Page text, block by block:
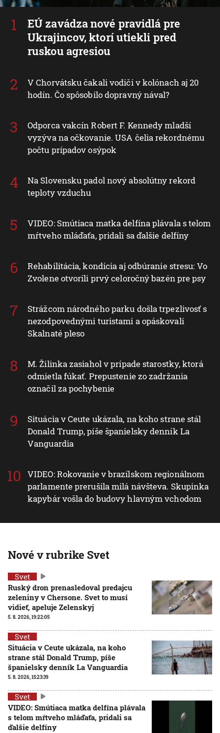
EÚ zavádza nové pravidlá pre
Ukrajincov, ktorí utiekli pred
ruskou agresiou
V Chorvátsku čakali vodiči v kolónach aj 20
hodín. Čo spôsobilo dopravný nával?
Odporca vakcín Robert F. Kennedy mladší
vyzýva na očkovanie. USA čelia rekordnému
počtu prípadov osýpok
Na Slovensku padol nový absolútny rekord
teploty vzduchu
VIDEO: Smútiaca matka delfína plávala s telom
mŕtveho mláďaťa, pridali sa ďalšie delfíny
Rehabilitácia, kondícia aj odbúranie stresu: Vo
Zvolene otvorili prvý celoročný bazén pre psy
Strážcom národného parku došla trpezlivosť s
nezodpovednými turistami a opáskovali
Skalnaté pleso
M. Žilinka zasiahol v prípade starostky, ktorá
odmietla fúkať. Prepustenie zo zadržania
označil za pochybenie
Situácia v Ceute ukázala, na koho strane stál
Donald Trump, píše španielsky denník La
Vanguardia
VIDEO: Rokovanie v brazílskom regionálnom
parlamente prerušila milá návšteva. Skupinka
kapybár vošla do budovy hlavným vchodom
Nové v rubrike Svet
Svet
Ruský dron prenasledoval predajcu
zeleniny v Chersone. Svet to musí
vidieť, apeluje Zelenskyj
5. 8. 2026, 19:22:05
Svet
Situácia v Ceute ukázala, na koho
strane stál Donald Trump, píše
španielsky denník La Vanguardia
5. 8. 2026, 15:23:39
Svet
VIDEO: Smútiaca matka delfína plávala
s telom mŕtveho mláďaťa, pridali sa
ďalšie delfíny